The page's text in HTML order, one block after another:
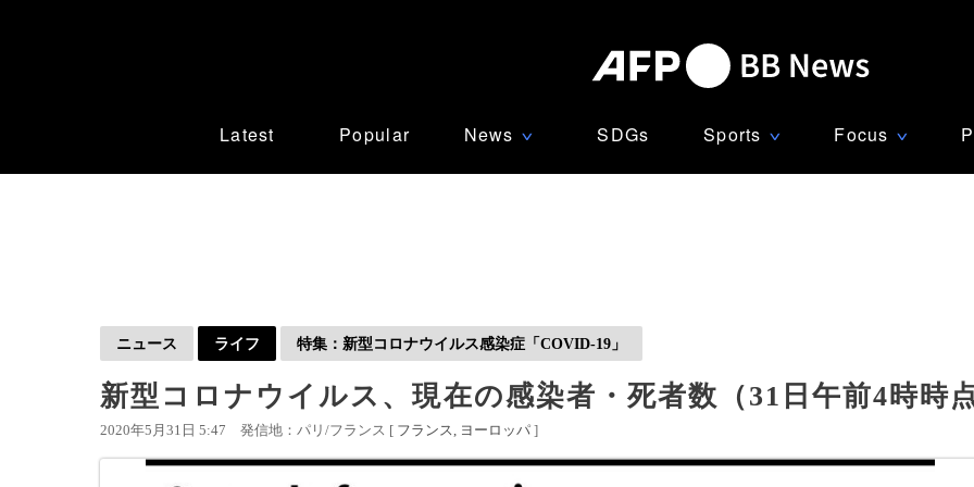
Latest Popular News ∨ SDGs Sports ∨ Focus ∨
ニュース ライフ 特集：新型コロナウイルス感染症「COVID-19」
新型コロナウイルス、現在の感染者・死者数（31日午前4時時
2020年5月31日 5:47 発信地：パリ/フランス [ フランス ヨーロッパ ]